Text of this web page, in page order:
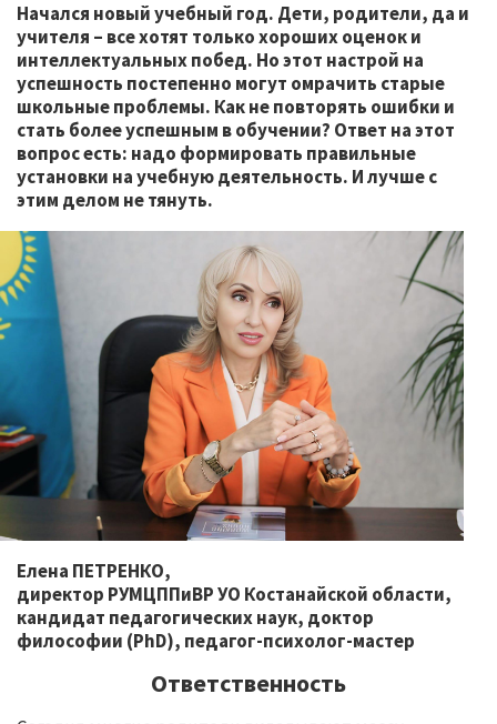
Начался новый учебный год. Дети, родители, да и
учителя – все хотят только хороших оценок и
интеллектуальных побед. Но этот настрой на
успешность постепенно могут омрачить старые
школьные проблемы. Как не повторять ошибки и
стать более успешным в обучении? Ответ на этот
вопрос есть: надо формировать правильные
установки на учебную деятельность. И лучше с
этим делом не тянуть.
Елена ПЕТРЕНКО,
директор РУМЦППиВР УО Костанайской области,
кандидат педагогических наук, доктор
философии (PhD), педагог-психолог-мастер
Ответственность